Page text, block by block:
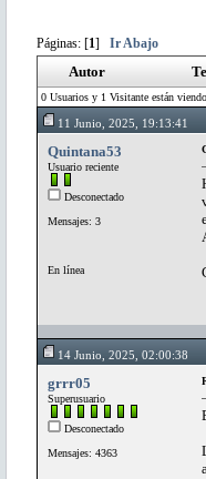
Páginas: [1] Ir Abajo
Autor
0 Usuarios y 1 Visitante están viendo
11 Junio, 2025, 19:13:41
Quintana53
Usuario reciente
Desconectado
Mensajes: 3
En línea
14 Junio, 2025, 02:00:38
grrr05
Superusuario
Desconectado
Mensajes: 4363